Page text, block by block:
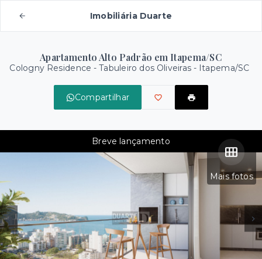
Imobiliária Duarte
Apartamento Alto Padrão em Itapema/SC
Cologny Residence - Tabuleiro dos Oliveiras - Itapema/SC
Compartilhar
Mais fotos
Breve lançamento